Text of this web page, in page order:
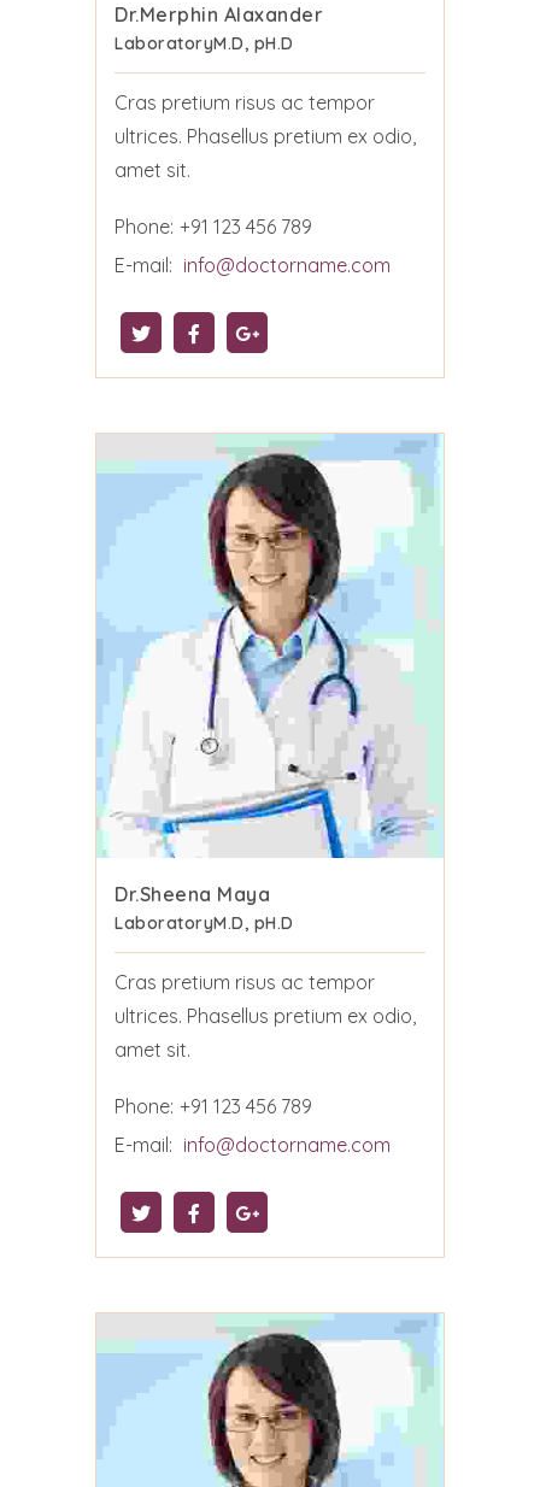
Dr.Merphin Alaxander
LaboratoryM.D, pH.D
Cras pretium risus ac tempor
ultrices. Phasellus pretium ex odio,
amet sit.
Phone: +91 123 456 789
E-mail: info@doctorname.com
Dr.Sheena Maya
LaboratoryM.D, pH.D
Cras pretium risus ac tempor
ultrices. Phasellus pretium ex odio,
amet sit.
Phone: +91 123 456 789
E-mail: info@doctorname.com